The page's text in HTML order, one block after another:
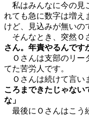
私はみんなに今の見
れても急に数字は増え
けど、見込みが無いの
そんなとき、突然Ｏ
さん。年責やるんで
Ｏさんは支部のリー
てた苦労人です。
Ｏさんは続けて言い
ころまできたじゃない
な」
最後にＯさんはこう